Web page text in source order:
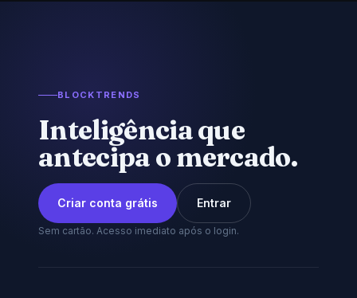
BLOCKTRENDS
Inteligência que
antecipa o mercado.
Criar conta grátis Entrar
Sem cartão. Acesso imediato após o login.